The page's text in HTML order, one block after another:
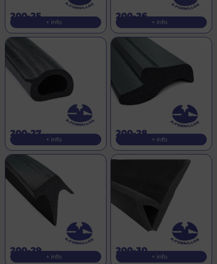
200-25
+ info
200-26
+ info
200-27
+ info
200-28
+ info
200-29
+ info
200-30
+ info